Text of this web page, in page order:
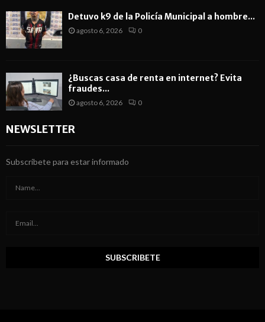
Detuvo k9 de la Policía Municipal a hombre...
agosto 6, 2026 0
¿Buscas casa de renta en internet? Evita
fraudes...
agosto 6, 2026 0
NEWSLETTER
Subscribete para estar informado